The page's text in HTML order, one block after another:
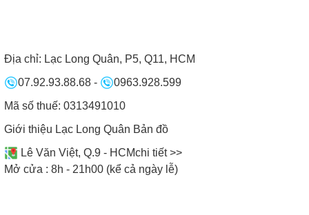
Địa chỉ: Lạc Long Quân, P5, Q11, HCM
07.92.93.88.68 -
0963.928.599
Mã số thuế: 0313491010
Giới thiệu Lạc Long Quân Bản đồ
Lê Văn Việt, Q.9 - HCMchi tiết >>
Mở cửa : 8h - 21h00 (kể cả ngày lễ)